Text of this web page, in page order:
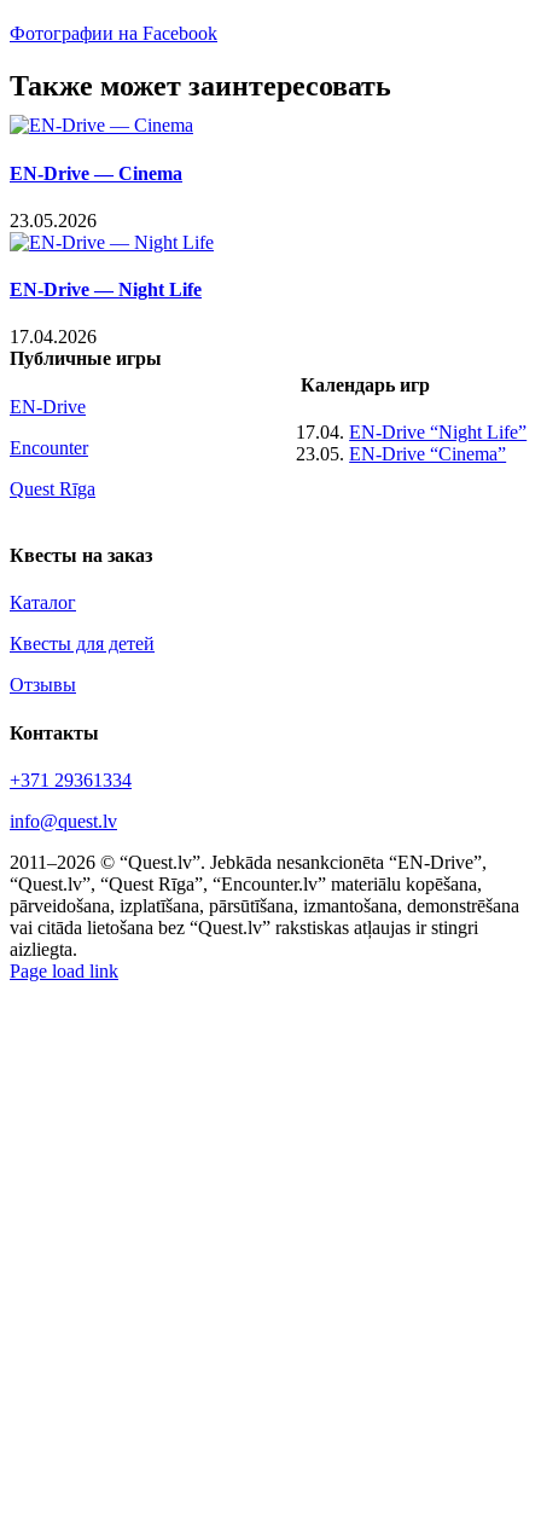
Фотографии на Facebook
Facebook
X
LinkedIn
WhatsApp
Telegram
Threads
Vk
Email
Также может заинтересовать
EN-Drive — Cinema
23.05.2026
EN-Drive — Night Life
17.04.2026
Календарь игр
17.04.EN-Drive “Night Life”
23.05.EN-Drive “Cinema”
Публичные игры
EN-Drive
Encounter
Quest Rīga
Квесты на заказ
Каталог
Квесты для детей
Отзывы
Контакты
+371 29361334
info@quest.lv
2011–2026 © “Quest.lv”. Jebkāda nesankcionēta “EN-Drive”,
“Quest.lv”, “Quest Rīga”, “Encounter.lv” materiālu kopēšana,
pārveidošana, izplatīšana, pārsūtīšana, izmantošana, demonstrēšana
vai citāda lietošana bez “Quest.lv” rakstiskas atļaujas ir stingri
aizliegta.
Facebook
Instagram
Threads
X
Telegram
Page load link